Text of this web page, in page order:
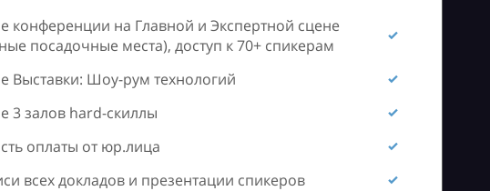
конференции на Главной и Экспертной сцене
посадочные места), доступ к 70+ спикерам
Выставки: Шоу-рум технологий
3 залов hard-скиллы
оплаты от юр.лица
всех докладов и презентации спикеров